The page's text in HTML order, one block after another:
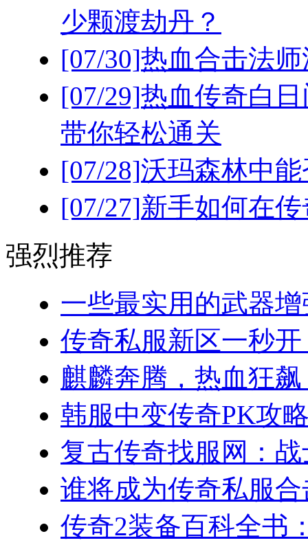
少颗渡劫丹？
[07/30]热血合击法
[07/29]热血传奇白
带你轻松通关
[07/28]沃玛森林中
[07/27]新手如何在
强烈推荐
一些最实用的武器
传奇私服新区一秒开
麒麟奔腾，热血狂
韩服中变传奇PK攻
复古传奇找服网：
谁将成为传奇私服
传奇2装备百科全书